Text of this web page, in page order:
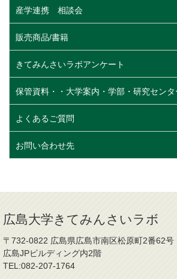
産学連携 相談会
販売商品/書籍
きてみんさいラボアンケート
保管資料・・大学案内・学部・研究センタ
よくあるご質問
お問い合わせ先
広島大学きてみんさいラボ
〒732-0822 広島県広島市南区松原町2番62号
広島JPビルディング内2階
TEL:082-207-1764